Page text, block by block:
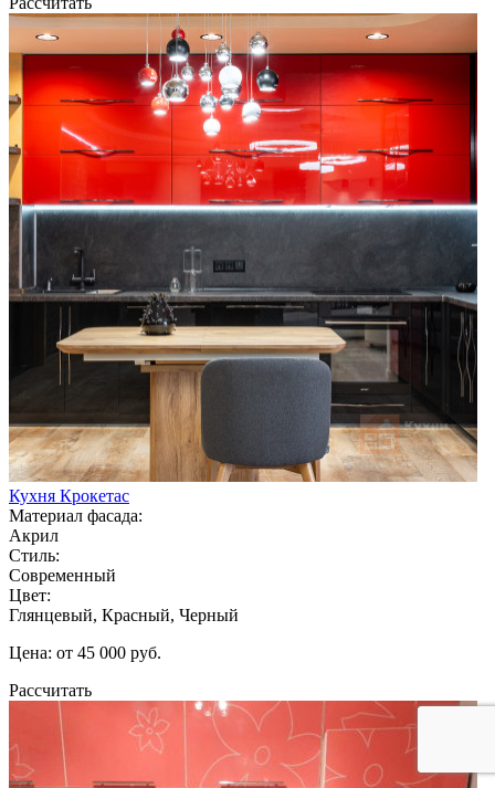
Кухня Крокетас
Материал фасада:
Акрил
Стиль:
Современный
Цвет:
Глянцевый, Красный, Черный
Цена: от 45 000 руб.
Рассчитать